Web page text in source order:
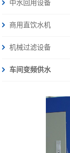
中水回用设备
商用直饮水机
机械过滤设备
车间变频供水